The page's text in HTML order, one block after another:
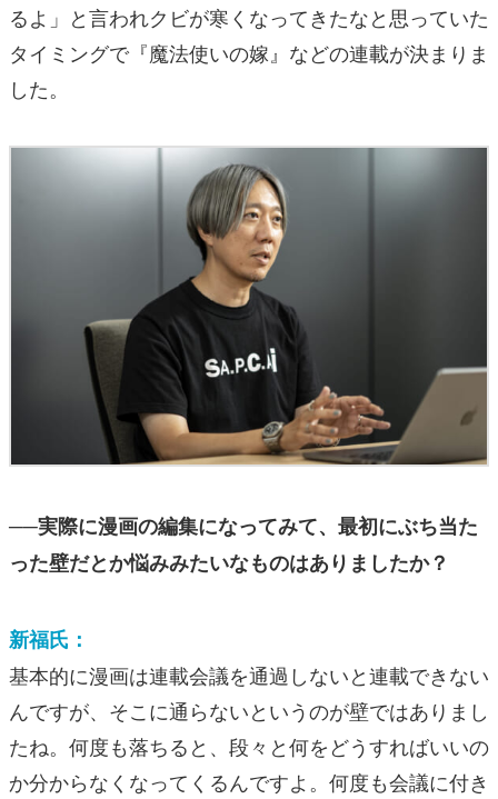
るよ」と言われクビが寒くなってきたなと思っていた
タイミングで『魔法使いの嫁』などの連載が決まりま
した。
──実際に漫画の編集になってみて、最初にぶち当た
った壁だとか悩みみたいなものはありましたか？
新福氏：
基本的に漫画は連載会議を通過しないと連載できない
んですが、そこに通らないというのが壁ではありまし
たね。何度も落ちると、段々と何をどうすればいいの
か分からなくなってくるんですよ。何度も会議に付き